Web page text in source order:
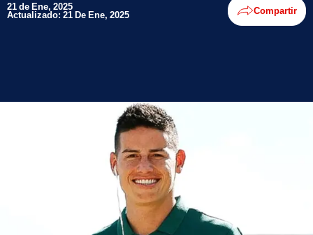
21 de Ene, 2025
Actualizado: 21 De Ene, 2025 Compartir